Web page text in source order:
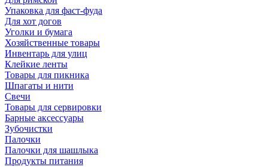
Упаковка для фаст-фуда
Для хот догов
Уголки и бумага
Хозяйственные товары
Инвентарь для улиц
Клейкие ленты
Товары для пикника
Шпагаты и нити
Свечи
Товары для сервировки
Барные аксессуары
Зубочистки
Палочки
Палочки для шашлыка
Продукты питания